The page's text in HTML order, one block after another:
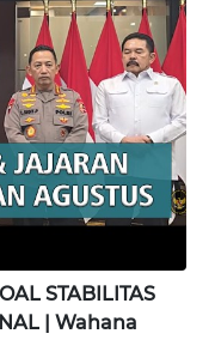
STABILITAS
| Wahana